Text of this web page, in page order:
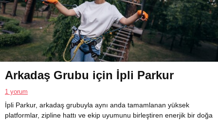
Arkadaş Grubu için İpli Parkur
1 yorum
İpli Parkur, arkadaş grubuyla aynı anda tamamlanan yüksek
platformlar, zipline hattı ve ekip uyumunu birleştiren enerjik bir doğa